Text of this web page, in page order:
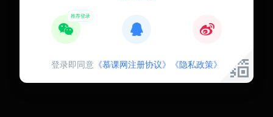
登录即同意 《慕课网注册协议》 《隐私政策》